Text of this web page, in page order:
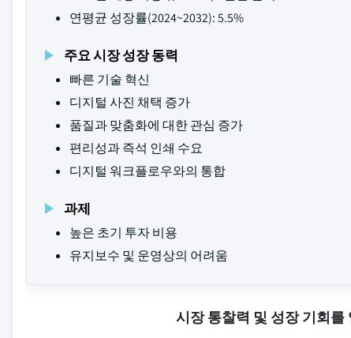
연평균 성장률(2024~2032): 5.5%
주요 시장 성장 동력
빠른 기술 혁신
디지털 사진 채택 증가
품질과 맞춤화에 대한 관심 증가
편리성과 즉석 인쇄 수요
디지털 워크플로우와의 통합
과제
높은 초기 투자 비용
유지보수 및 운영상의 어려움
시장 통찰력 및 성장 기회를